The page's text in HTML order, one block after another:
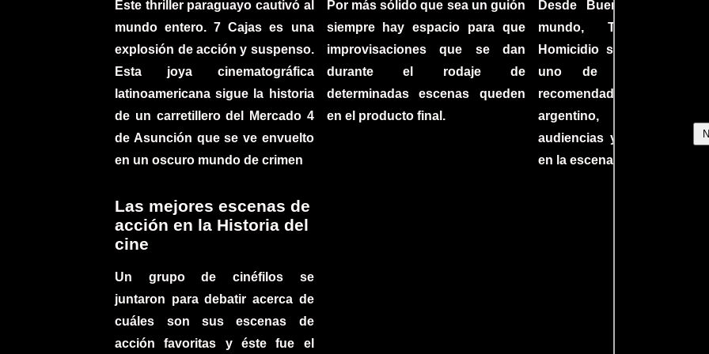
Este thriller paraguayo cautivó al
mundo entero. 7 Cajas es una
explosión de acción y suspenso.
Esta joya cinematográfica
latinoamericana sigue la historia
de un carretillero del Mercado 4
de Asunción que se ve envuelto
en un oscuro mundo de crimen
Por más sólido que sea un guión
siempre hay espacio para que
improvisaciones que se dan
durante el rodaje de
determinadas escenas queden
en el producto final.
Desde Buenos Aires
mundo, Tesis sobre
Homicidio se ha
uno de los filmes
recomendados del
argentino,
audiencias y dejando su
en la escena internacional.
Las mejores escenas de
acción en la Historia del
cine
Un grupo de cinéfilos se
juntaron para debatir acerca de
cuáles son sus escenas de
acción favoritas y éste fue el